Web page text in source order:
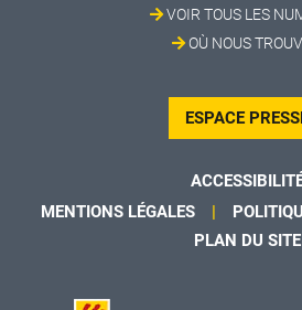
VOIR TOUS LES
OÙ NOUS
ESPACE
MENTIONS LÉGALES
PLAN DU SITE